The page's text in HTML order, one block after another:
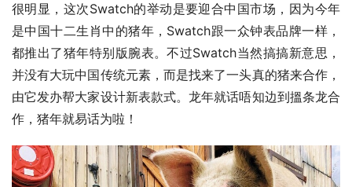
很明显，这次Swatch的举动是要迎合中国市场，因为今年
是中国十二生肖中的猪年，Swatch跟一众钟表品牌一样，
都推出了猪年特别版腕表。不过Swatch当然搞搞新意思，
并没有大玩中国传统元素，而是找来了一头真的猪来合作，
由它发办帮大家设计新表款式。龙年就话唔知边到搵条龙合
作，猪年就易话为啦！